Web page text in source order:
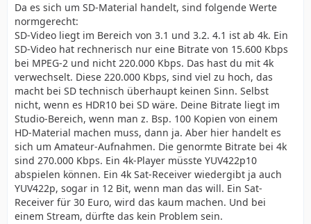
Da es sich um SD-Material handelt, sind folgende Werte
normgerecht:
SD-Video liegt im Bereich von 3.1 und 3.2. 4.1 ist ab 4k. Ein
SD-Video hat rechnerisch nur eine Bitrate von 15.600 Kbps
bei MPEG-2 und nicht 220.000 Kbps. Das hast du mit 4k
verwechselt. Diese 220.000 Kbps, sind viel zu hoch, das
macht bei SD technisch überhaupt keinen Sinn. Selbst
nicht, wenn es HDR10 bei SD wäre. Deine Bitrate liegt im
Studio-Bereich, wenn man z. Bsp. 100 Kopien von einem
HD-Material machen muss, dann ja. Aber hier handelt es
sich um Amateur-Aufnahmen. Die genormte Bitrate bei 4k
sind 270.000 Kbps. Ein 4k-Player müsste YUV422p10
abspielen können. Ein 4k Sat-Receiver wiedergibt ja auch
YUV422p, sogar in 12 Bit, wenn man das will. Ein Sat-
Receiver für 30 Euro, wird das kaum machen. Und bei
einem Stream, dürfte das kein Problem sein.